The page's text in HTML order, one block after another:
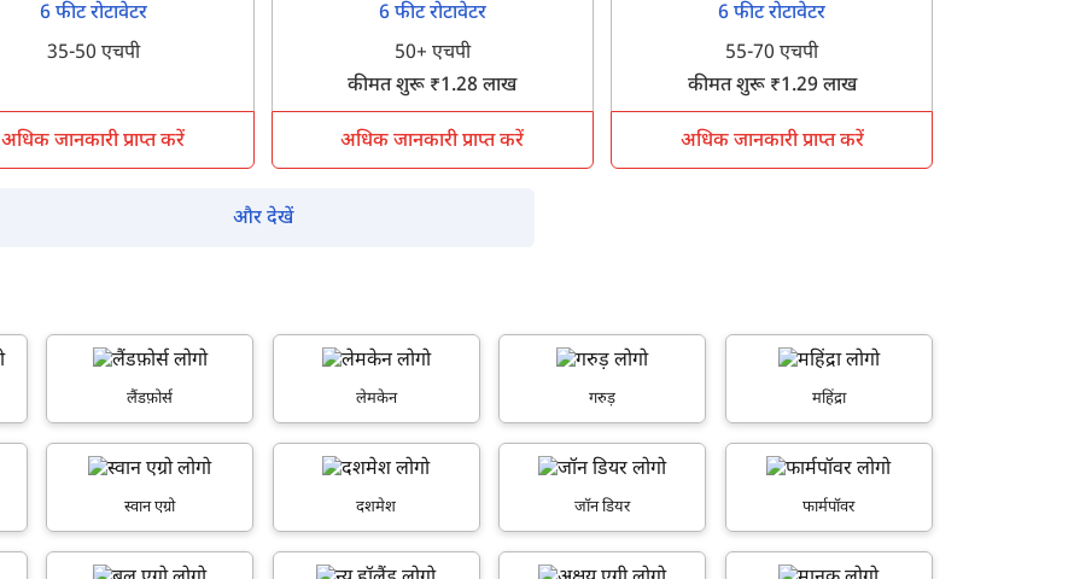
6 फीट रोटावेटर
35-50 एचपी
अधिक जानकारी प्राप्त करें
6 फीट रोटावेटर
50+ एचपी
कीमत शुरू ₹1.28 लाख
अधिक जानकारी प्राप्त करें
6 फीट रोटावेटर
55-70 एचपी
कीमत शुरू ₹1.29 लाख
अधिक जानकारी प्राप्त करें
और देखें
लैंडफ़ोर्स लेमकेन गरुड़ महिंद्रा
स्वान एग्रो दशमेश जॉन डियर फार्मपॉवर
क्या आप बिना फॉर्म भरे जाना चाहते हैं?
इसे पूरा करने में 30 सेकंड से भी कम समय लगेगा।